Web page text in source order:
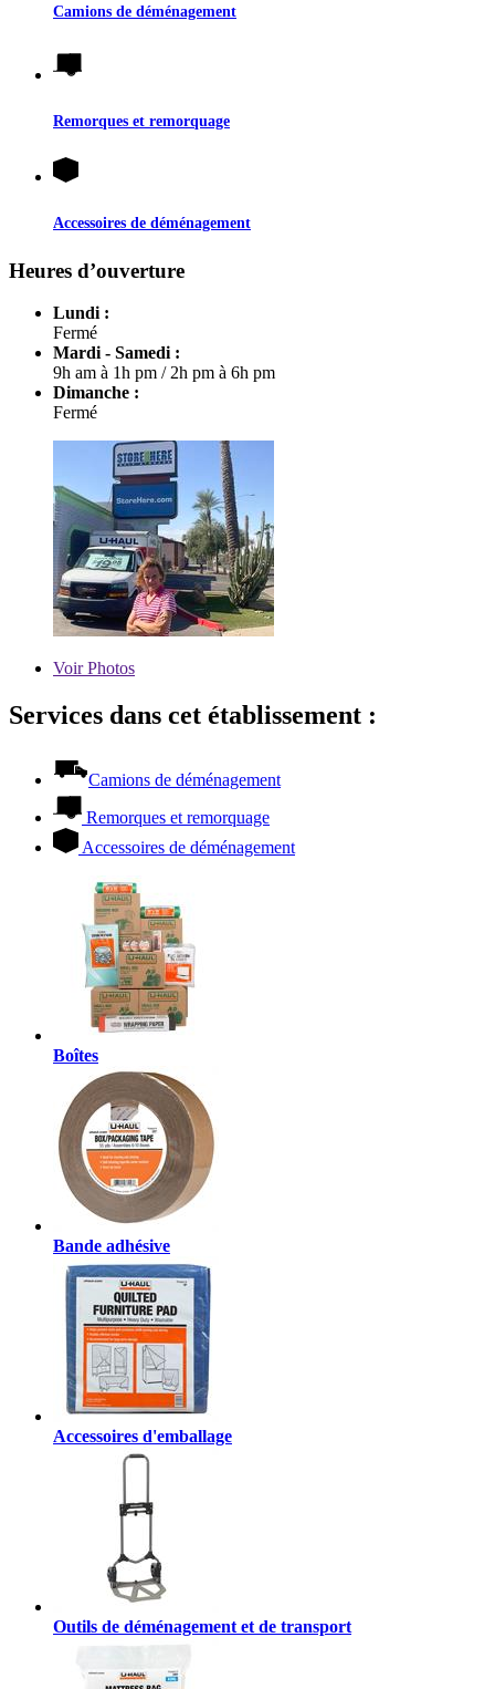
Camions de déménagement
Remorques et remorquage
Accessoires de déménagement
Heures d’ouverture
Lundi :
Fermé
Mardi - Samedi :
9h am à 1h pm /2h pm à 6h pm
Dimanche :
Fermé
VoirPhotos
Services dans cet établissement :
Camions de déménagement
Remorques et remorquage
Accessoires de déménagement
Boîtes
Bande adhésive
Accessoires d'emballage
Outils de déménagement et de transport